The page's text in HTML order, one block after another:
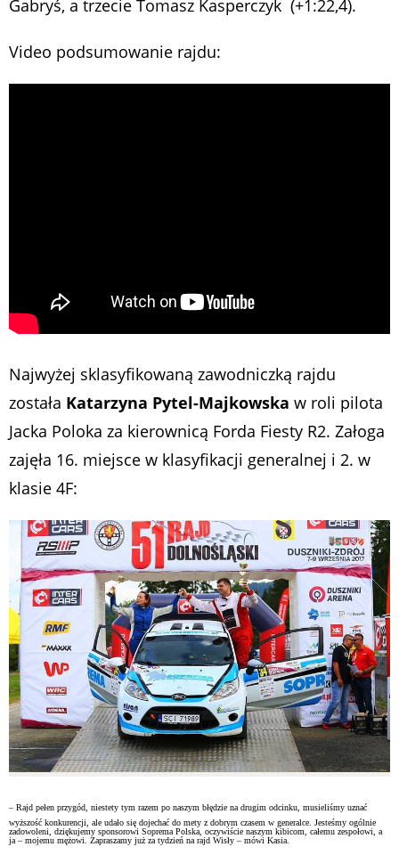
Gabryś, a trzecie Tomasz Kasperczyk (+1:22,4).
Video podsumowanie rajdu:
Najwyżej sklasyfikowaną zawodniczką rajdu
została Katarzyna Pytel-Majkowska w roli pilota
Jacka Poloka za kierownicą Forda Fiesty R2. Załoga
zajęła 16. miejsce w klasyfikacji generalnej i 2. w
klasie 4F:
– Rajd pełen przygód, niestety tym razem po naszym błędzie na drugim odcinku, musieliśmy uznać
wyższość konkurencji, ale udało się dojechać do mety z dobrym czasem w generalce. Jesteśmy ogólnie
zadowoleni, dziękujemy sponsorowi Soprema Polska, oczywiście naszym kibicom, całemu zespołowi, a
ja – mojemu mężowi. Zapraszamy już za tydzień na rajd Wisły – mówi Kasia.